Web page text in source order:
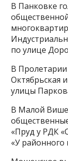
В Панковке
по улице
В
Октябрьская
улицы
В Малой
«Пруд у РДК
«У районного